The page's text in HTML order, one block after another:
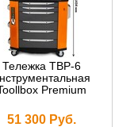
Тележка TBP-6
Premium
51 300 Руб.